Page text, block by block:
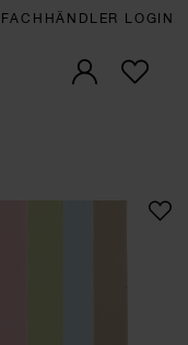
FACHHÄNDLER LOGIN